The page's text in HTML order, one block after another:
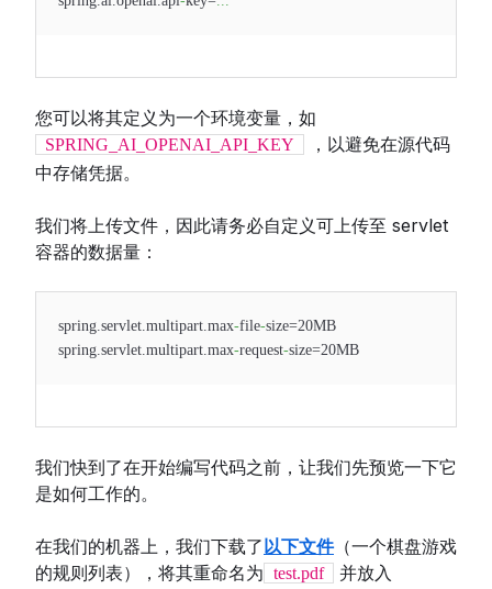
您可以将其定义为一个环境变量，如
SPRING_AI_OPENAI_API_KEY
，以避免在源代码
中存储凭据。
我们将上传文件，因此请务必自定义可上传至 servlet
容器的数据量：
spring.servlet.multipart.max-file-size=20MB
spring.servlet.multipart.max-request-size=20MB
我们快到了在开始编写代码之前，让我们先预览一下它
是如何工作的。
在我们的机器上，我们下载了以下文件（一个棋盘游戏
的规则列表），将其重命名为 test.pdf 并放入